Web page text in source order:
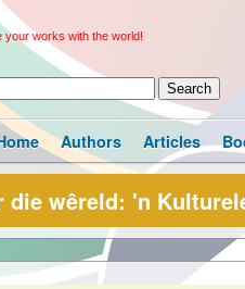
your works with the world!
Authors Articles
die wêreld: 'n